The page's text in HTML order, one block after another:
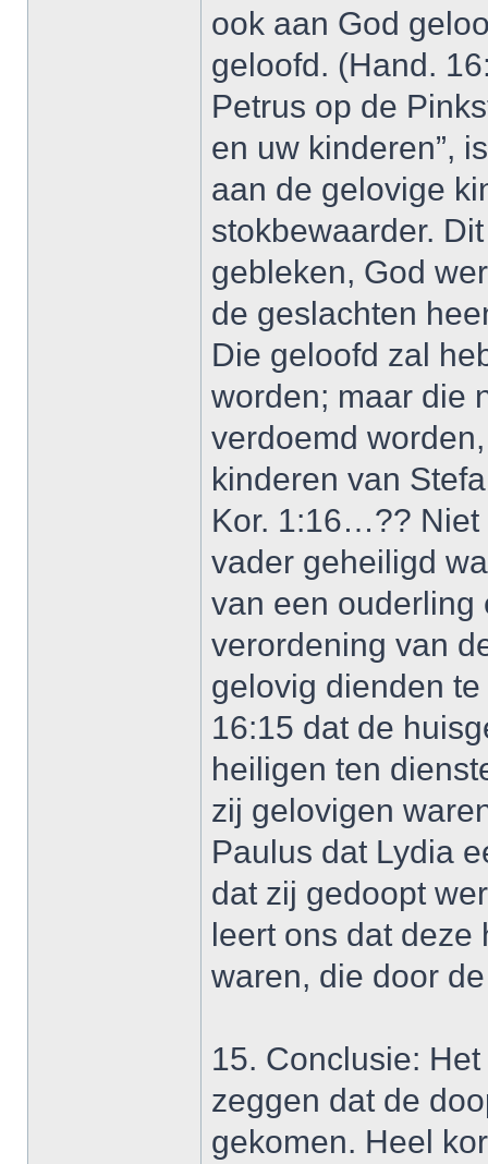
ook aan God
geloofd. (Hand.
Petrus op de
en uw kinderen”,
aan de gelovige
stokbewaarder.
gebleken, God
de geslachten
Die geloofd zal
worden; maar die
verdoemd
kinderen van
Kor. 1:16…?? Niet
vader geheiligd
van een ouderling
verordening van
gelovig dienden
16:15 dat de
heiligen ten
zij gelovigen
Paulus dat Lydia
dat zij gedoopt
leert ons dat deze
waren, die door
15. Conclusie:
zeggen dat de
gekomen. Heel